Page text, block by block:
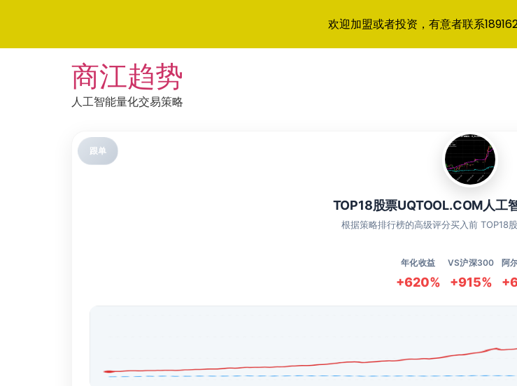
商江趋势
人工智能量化交易策略
跟单
TOP18股票UQTOOL.COM人工
根据策略排行榜的高级评分买入前 TOP18
年化收益
+620%
VS沪深300
+915%
阿
欢迎加盟或者投资，有意者联系